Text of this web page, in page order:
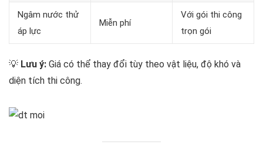
Ngâm nước thử
áp lực
Miễn phí
Với gói thi công
trọn gói
💡 Lưu ý: Giá có thể thay đổi tùy theo vật liệu, độ khó và
diện tích thi công.